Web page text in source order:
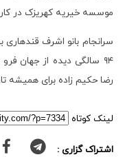
موسسه خیریه کهریزک در
۹۴ سالگی دیده از جهان
رضا حکیم زاده برای همیشه
لینک کوتاه
اشتراک گزاری :